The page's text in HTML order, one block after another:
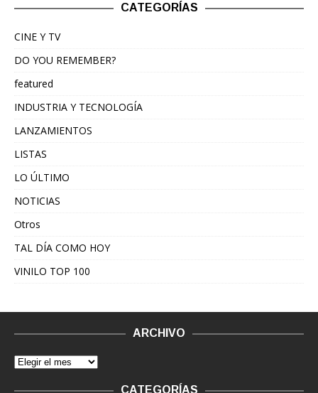
CATEGORÍAS
CINE Y TV
DO YOU REMEMBER?
featured
INDUSTRIA Y TECNOLOGÍA
LANZAMIENTOS
LISTAS
LO ÚLTIMO
NOTICIAS
Otros
TAL DÍA COMO HOY
VINILO TOP 100
ARCHIVO
CATEGORÍAS